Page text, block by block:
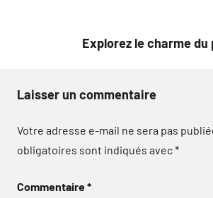
Explorez le charme
Laisser un commentaire
Votre adresse e-mail ne sera pas
obligatoires sont indiqués avec*
Commentaire*